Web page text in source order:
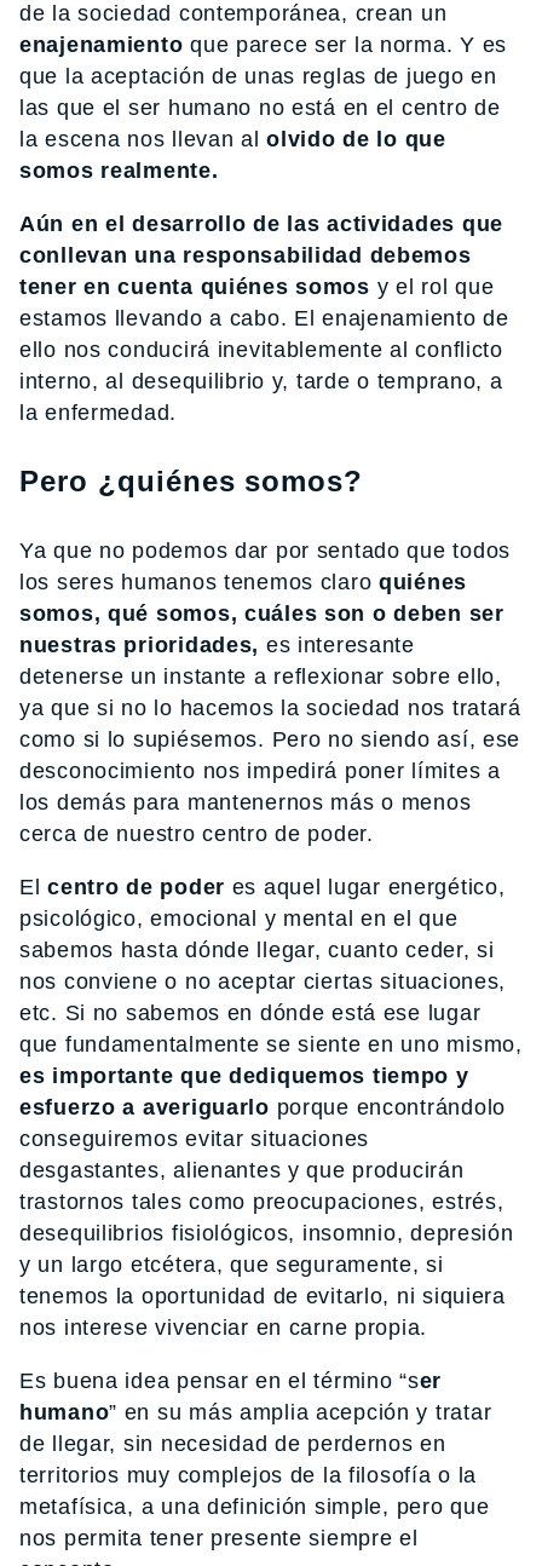
de la sociedad contemporánea, crean un
enajenamiento que parece ser la norma. Y es
que la aceptación de unas reglas de juego en
las que el ser humano no está en el centro de
la escena nos llevan alolvido de lo que
somos realmente.
Aún en el desarrollo de las actividades que
conllevan una responsabilidad debemos
tener en cuenta quiénes somos y el rol que
estamos llevando a cabo. El enajenamiento de
ello nos conducirá inevitablemente al conflicto
interno, al desequilibrio y, tarde o temprano, a
la enfermedad.
Pero ¿quiénes somos?
Ya que no podemos dar por sentado que todos
los seres humanos tenemos claroquiénes
somos, qué somos, cuáles son o deben ser
nuestras prioridades, es interesante
detenerse un instante a reflexionar sobre ello,
ya que si no lo hacemos la sociedad nos tratará
como si lo supiésemos. Pero no siendo así, ese
desconocimiento nos impedirá poner límites a
los demás para mantenernos más o menos
cerca de nuestro centro de poder.
Elcentro de poder es aquel lugar energético,
psicológico, emocional y mental en el que
sabemos hasta dónde llegar, cuanto ceder, si
nos conviene o no aceptar ciertas situaciones,
etc. Si no sabemos en dónde está ese lugar
que fundamentalmente se siente en uno mismo,
es importante que dediquemos tiempo y
esfuerzo a averiguarlo porque encontrándolo
conseguiremos evitar situaciones
desgastantes, alienantes y que producirán
trastornos tales como preocupaciones, estrés,
desequilibrios fisiológicos, insomnio, depresión
y un largo etcétera, que seguramente, si
tenemos la oportunidad de evitarlo, ni siquiera
nos interese vivenciar en carne propia.
Es buena idea pensar en el término “ser
humano” en su más amplia acepción y tratar
de llegar, sin necesidad de perdernos en
territorios muy complejos de la filosofía o la
metafísica, a una definición simple, pero que
nos permita tener presente siempre el